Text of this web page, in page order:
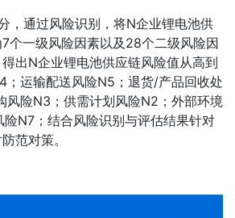
，通过风险识别，将N企业锂电池供
个一级风险因素以及28个二级风险因
出N企业锂电池供应链风险值从高到
；运输配送风险N5；退货/产品回收处
风险N3；供需计划风险N2；外部环境
险N7；结合风险识别与评估结果针对
范对策。